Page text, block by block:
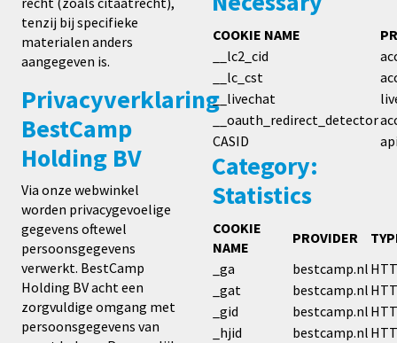
tenzij bij specifieke
materialen anders
aangegeven is.
Privacyverklaring
BestCamp
Holding BV
Via onze webwinkel
worden privacygevoelige
gegevens oftewel
persoonsgegevens
verwerkt. BestCamp
Holding BV acht een
zorgvuldige omgang met
persoonsgegevens van
COOKIE NAME
__lc2_cid
__lc_cst
__livechat
__oauth_redirect_detector
CASID
Category:
Statistics
COOKIE
NAME
PROVIDER
_ga
bestcamp.nl
_gat
bestcamp.nl
_gid
bestcamp.nl
_hjid
bestcamp.nl